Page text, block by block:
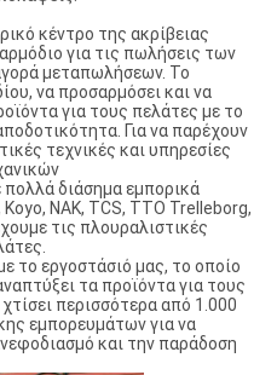
κέντρο της ακρίβειας
για τις πωλήσεις των
μεταπωλήσεων. Το
να προσαρμόσει και να
για τους πελάτες με το
Για να παρέχουν
τεχνικές και υπηρεσίες
διάσημα εμπορικά
NAK, TCS, TTO Trelleborg,
τις πλουραλιστικές
το εργοστάσιό μας, το οποίο
τα προϊόντα για τους
περισσότερα από 1.000
εμπορευμάτων για να
και την παράδοση